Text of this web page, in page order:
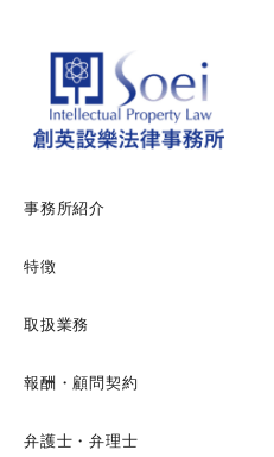
事務所紹介
特徴
取扱業務
報酬・顧問契約
弁護士・弁理士